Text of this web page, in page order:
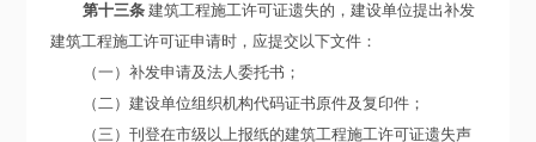
第十三条 建筑工程施工许可证遗失的，建设单位提出补发
建筑工程施工许可证申请时，应提交以下文件：
（一）补发申请及法人委托书；
（二）建设单位组织机构代码证书原件及复印件；
（三）刊登在市级以上报纸的建筑工程施工许可证遗失声